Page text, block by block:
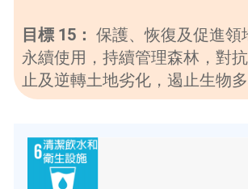
目標 15： 保護、恢復及促進領
永續使用，持續管理森林，對
止及逆轉土地劣化，遏止生物